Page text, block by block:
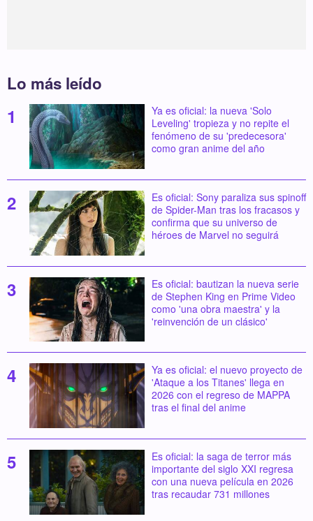
Lo más leído
Ya es oficial: la nueva 'Solo
Leveling' tropieza y no repite el
fenómeno de su 'predecesora'
como gran anime del año
Es oficial: Sony paraliza sus spinoff
de Spider-Man tras los fracasos y
confirma que su universo de
héroes de Marvel no seguirá
Es oficial: bautizan la nueva serie
de Stephen King en Prime Video
como 'una obra maestra' y la
'reinvención de un clásico'
Ya es oficial: el nuevo proyecto de
'Ataque a los Titanes' llega en
2026 con el regreso de MAPPA
tras el final del anime
Es oficial: la saga de terror más
importante del siglo XXI regresa
con una nueva película en 2026
tras recaudar 731 millones